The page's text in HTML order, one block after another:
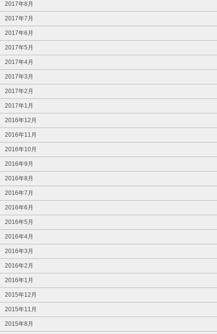
2017年8月
2017年7月
2017年6月
2017年5月
2017年4月
2017年3月
2017年2月
2017年1月
2016年12月
2016年11月
2016年10月
2016年9月
2016年8月
2016年7月
2016年6月
2016年5月
2016年4月
2016年3月
2016年2月
2016年1月
2015年12月
2015年11月
2015年8月